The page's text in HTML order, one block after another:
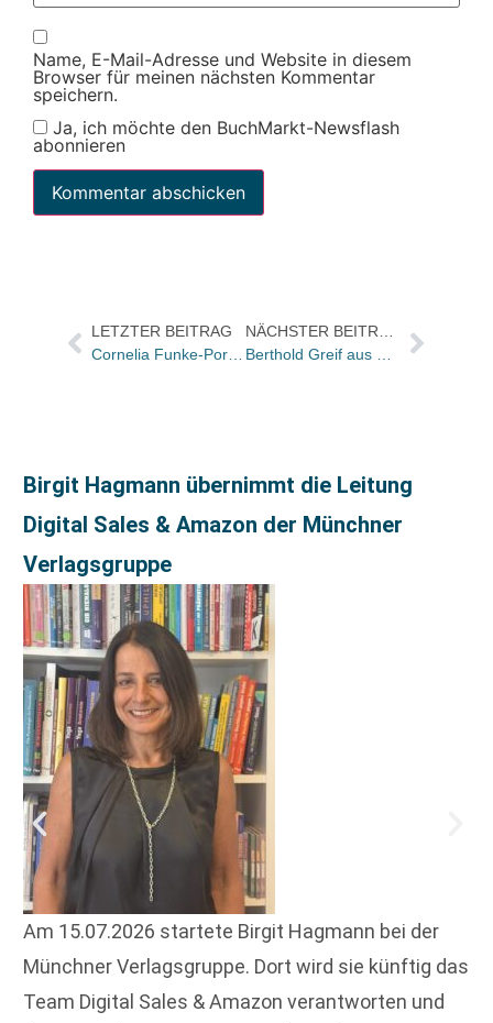
Name, E-Mail-Adresse und Website in diesem
Browser für meinen nächsten Kommentar
speichern.
Ja, ich möchte den BuchMarkt-Newsflash
abonnieren
LETZTER BEITRAG
Cornelia Funke-Porträt im Ersten
Birgit Hagmann übernimmt die Leitung
Digital Sales & Amazon der Münchner
Verlagsgruppe
Am 15.07.2026 startete Birgit Hagmann bei der
Münchner Verlagsgruppe. Dort wird sie künftig das
Team Digital Sales & Amazon verantworten und